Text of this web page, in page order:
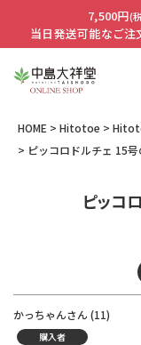
7,500円(
当日発送可能なご注
HOME Hitotoe
ピッコロドルチェ 15
ピッコ
かっちゃん 11
購入者